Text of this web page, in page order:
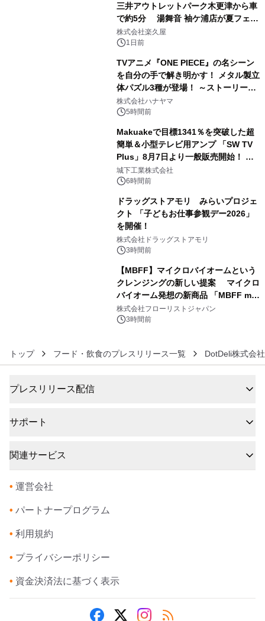
三井アウトレットパーク木更津から車
で約5分 湯舞音 袖ケ浦店が夏フェア
メニューを提供
株式会社楽久屋
1日前
TVアニメ『ONE PIECE』の名シーン
を自分の手で解き明かす！ メタル製立
体パズル3種が登場！ ～ストーリーと
ギミックが融合した 大人の体験型パズ
ルが8月7日(金)12時より先行予約受付
株式会社ハナヤマ
5時間前
Makuakeで目標1341％を突破した超
簡単＆小型テレビ用アンプ 「SW TV
Plus」8月7日より一般販売開始！ ケ
ーブル1本つなぐだけ、テレビの音が
ぐっと豊かに
城下工業株式会社
6時間前
ドラッグストアモリ みらいプロジェ
クト 「子どもお仕事参観デー2026」
を開催！
株式会社ドラッグストアモリ
3時間前
【MBFF】マイクロバイオームという
クレンジングの新しい提案 マイクロ
バイオーム発想の新商品 「MBFF mb
クレンジングPRO」を2026年8月6日
発売
株式会社フローリストジャパン
3時間前
トップ フード・飲食のプレスリリース一覧 DotDeli株式会社
プレスリリース配信
サポート
関連サービス
• 運営会社
• パートナープログラム
• 利用規約
• プライバシーポリシー
• 資金決済法に基づく表示